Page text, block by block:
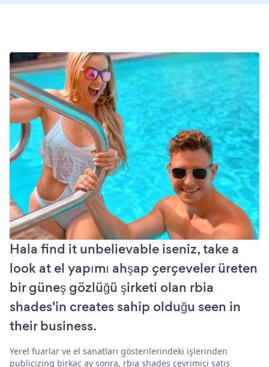
Hala find it unbelievable iseniz, take a
look at el yapımı ahşap çerçeveler üreten
bir güneş gözlüğü şirketi olan rbia
shades'in creates sahip olduğu seen in
their business.
Yerel fuarlar ve el sanatları gösterilerindeki işlerinden
publicizing birkaç ay sonra, rbia shades çevrimiçi satış